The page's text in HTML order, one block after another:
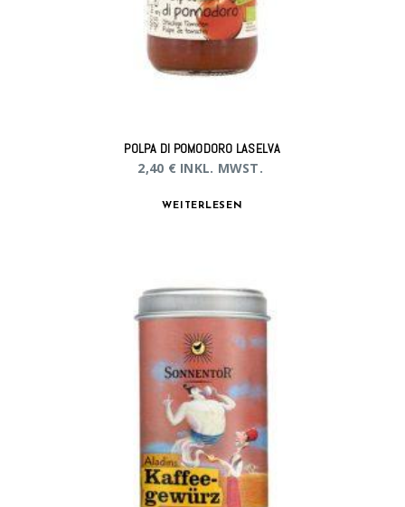
POLPA DI POMODORO LASELVA
2,40 € INKL. MWST.
WEITERLESEN